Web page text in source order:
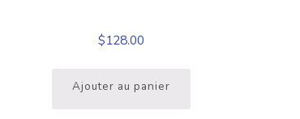
$128.00
Ajouter au panier